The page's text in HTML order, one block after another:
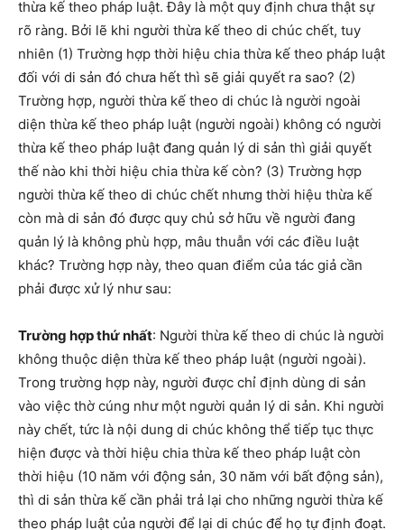
thừa kế theo pháp luật. Đây là một quy định chưa thật sự
rõ ràng. Bởi lẽ khi người thừa kế theo di chúc chết, tuy
nhiên (1) Trường hợp thời hiệu chia thừa kế theo pháp luật
đối với di sản đó chưa hết thì sẽ giải quyết ra sao? (2)
Trường hợp, người thừa kế theo di chúc là người ngoài
diện thừa kế theo pháp luật (người ngoài) không có người
thừa kế theo pháp luật đang quản lý di sản thì giải quyết
thế nào khi thời hiệu chia thừa kế còn? (3) Trường hợp
người thừa kế theo di chúc chết nhưng thời hiệu thừa kế
còn mà di sản đó được quy chủ sở hữu về người đang
quản lý là không phù hợp, mâu thuẫn với các điều luật
khác? Trường hợp này, theo quan điểm của tác giả cần
phải được xử lý như sau:
Trường hợp thứ nhất: Người thừa kế theo di chúc là người
không thuộc diện thừa kế theo pháp luật (người ngoài).
Trong trường hợp này, người được chỉ định dùng di sản
vào việc thờ cúng như một người quản lý di sản. Khi người
này chết, tức là nội dung di chúc không thể tiếp tục thực
hiện được và thời hiệu chia thừa kế theo pháp luật còn
thời hiệu (10 năm với động sản, 30 năm với bất động sản),
thì di sản thừa kế cần phải trả lại cho những người thừa kế
theo pháp luật của người để lại di chúc để họ tự định đoạt.